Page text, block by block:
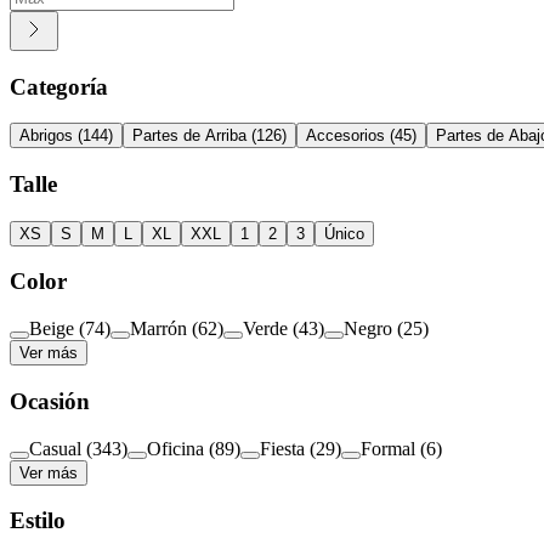
Categoría
Abrigos (144) Partes de Arriba (126) Accesorios (45) Partes de
Talle
XS S M XL XXL 1 2 3 Único
Color
Beige (74) Marrón (62) Verde (43) Negro (25)
Ver más
Ocasión
Casual (343) Oficina (89) Fiesta (29) Formal (6)
Ver más
Estilo